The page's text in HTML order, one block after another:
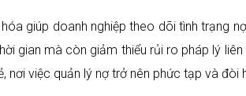
giúp doanh nghiệp theo dõi tình trạng
gian mà còn giảm thiểu rủi ro pháp lý
nơi việc quản lý nợ trở nên phức tạp và đòi